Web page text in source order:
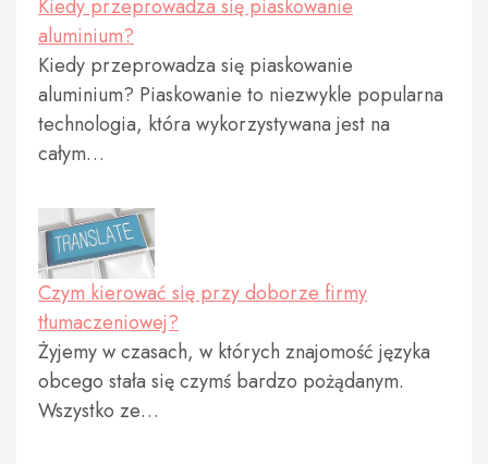
Kiedy przeprowadza się piaskowanie
aluminium?
Kiedy przeprowadza się piaskowanie
aluminium? Piaskowanie to niezwykle popularna
technologia, która wykorzystywana jest na
całym…
Czym kierować się przy doborze firmy
tłumaczeniowej?
Żyjemy w czasach, w których znajomość języka
obcego stała się czymś bardzo pożądanym.
Wszystko ze…